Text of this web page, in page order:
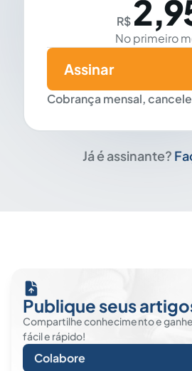
R$
No primeiro
Cobrança mensal,
Assinar
Já é assinante?
Publique seus
Compartilhe conhecimento e
fácil e rápido!
Colabore